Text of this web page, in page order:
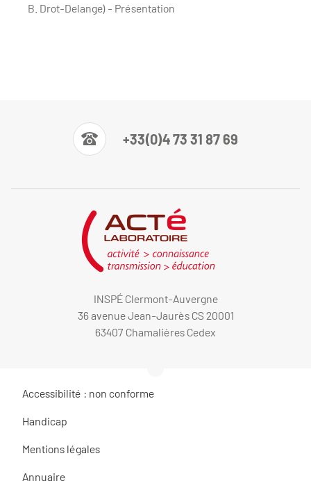
B. Drot-Delange) - Présentation
+33(0)4 73 31 87 69
INSPÉ Clermont-Auvergne
36 avenue Jean-Jaurès CS 20001
63407 Chamalières Cedex
Accessibilité : non conforme
Handicap
Mentions légales
Annuaire